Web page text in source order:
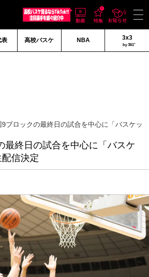
表 高校バスケ NBA 3x3
by 361°
9ブロックの最終日の試合を中心に「バスケッ
最終日の試合を中心に「バスケ
信決定